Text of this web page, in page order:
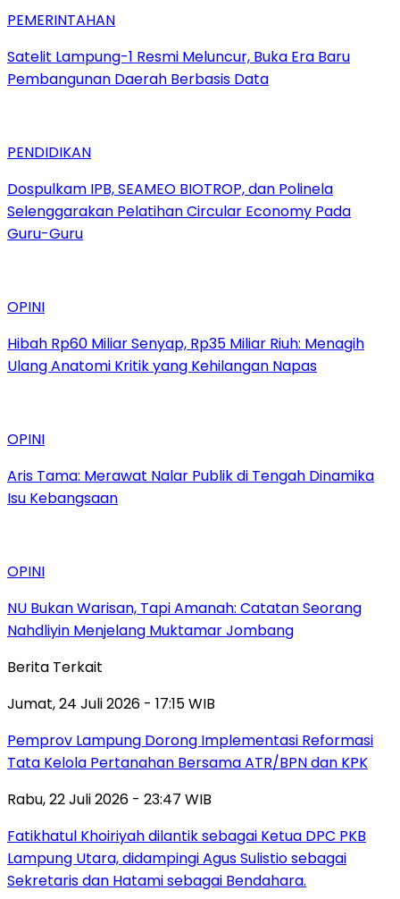
PEMERINTAHAN
Satelit Lampung-1 Resmi Meluncur, Buka Era Baru
Pembangunan Daerah Berbasis Data
PENDIDIKAN
Dospulkam IPB, SEAMEO BIOTROP, dan Polinela
Selenggarakan Pelatihan Circular Economy Pada
Guru-Guru
OPINI
Hibah Rp60 Miliar Senyap, Rp35 Miliar Riuh: Menagih
Ulang Anatomi Kritik yang Kehilangan Napas
OPINI
Aris Tama: Merawat Nalar Publik di Tengah Dinamika
Isu Kebangsaan
OPINI
NU Bukan Warisan, Tapi Amanah: Catatan Seorang
Nahdliyin Menjelang Muktamar Jombang
Berita Terkait
Jumat, 24 Juli 2026 - 17:15 WIB
Pemprov Lampung Dorong Implementasi Reformasi
Tata Kelola Pertanahan Bersama ATR/BPN dan KPK
Rabu, 22 Juli 2026 - 23:47 WIB
Fatikhatul Khoiriyah dilantik sebagai Ketua DPC PKB
Lampung Utara, didampingi Agus Sulistio sebagai
Sekretaris dan Hatami sebagai Bendahara.